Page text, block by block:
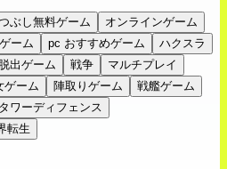
ぶし無料ゲーム
オンラインゲーム
ーム pc おすすめゲーム
ハクスラ
脱出ゲーム 戦争
マルチプレイ
ゲーム 陣取りゲーム
戦艦ゲーム
タワーディフェンス
転生